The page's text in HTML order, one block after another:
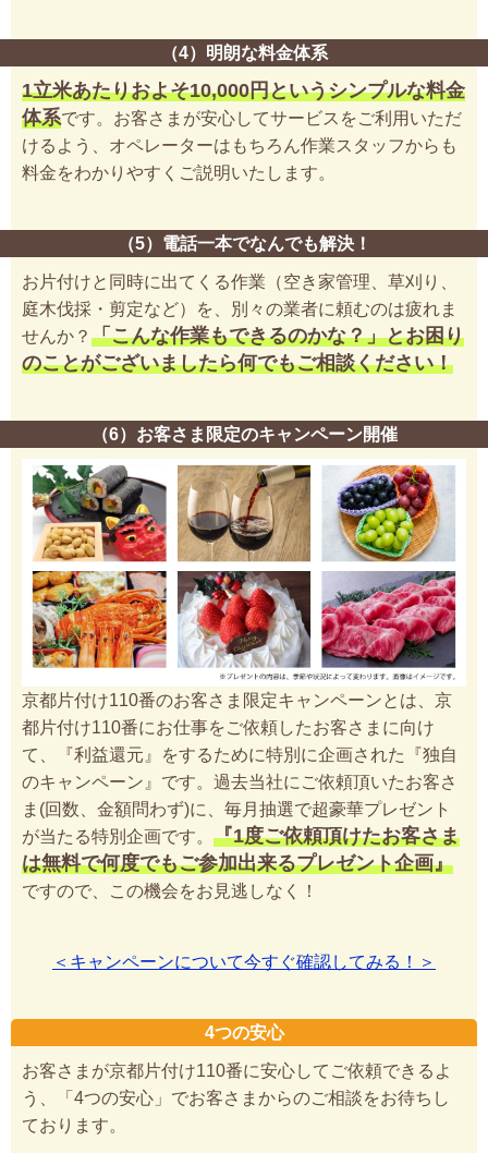
（4）明朗な料金体系
1立米あたりおよそ10,000円というシンプルな料金
体系です。お客さまが安心してサービスをご利用いただ
けるよう、オペレーターはもちろん作業スタッフからも
料金をわかりやすくご説明いたします。
（5）電話一本でなんでも解決！
お片付けと同時に出てくる作業（空き家管理、草刈り、
庭木伐採・剪定など）を、別々の業者に頼むのは疲れま
せんか？ 「こんな作業もできるのかな？」とお困り
のことがございましたら何でもご相談ください！
（6）お客さま限定のキャンペーン開催
京都片付け110番のお客さま限定キャンペーンとは、京
都片付け110番にお仕事をご依頼したお客さまに向け
て、『利益還元』をするために特別に企画された『独自
のキャンペーン』です。過去当社にご依頼頂いたお客さ
ま(回数、金額問わず)に、毎月抽選で超豪華プレゼント
が当たる特別企画です。 『1度ご依頼頂けたお客さま
は無料で何度でもご参加出来るプレゼント企画』
ですので、この機会をお見逃しなく！
＜キャンペーンについて今すぐ確認してみる！＞
4つの安心
お客さまが京都片付け110番に安心してご依頼できるよ
う、「4つの安心」でお客さまからのご相談をお待ちし
ております。